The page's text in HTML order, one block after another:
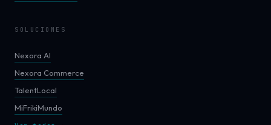
SOLUCIONES
Nexora AI
Nexora Commerce
TalentLocal
MiFrikiMundo